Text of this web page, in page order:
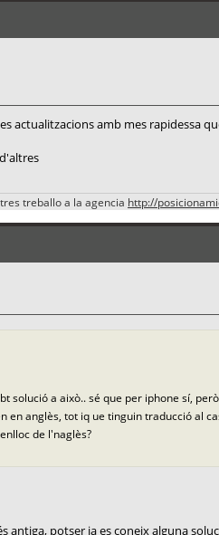
actualitzacions amb mes rapidessa
treballo a la agencia http://
solució a això.. sé que per iphone sí,
anglès, tot iq ue tinguin traducció al
de l'naglès?
potser ja es coneix alguna